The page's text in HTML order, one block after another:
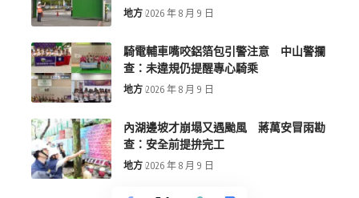
地方 2026 年 8 月 9 日
騎電輔車嘴咬鋁箔包引警注意 中山警攔
查：未違規仍提醒專心騎乘
地方 2026 年 8 月 9 日
內湖邊坡才崩塌又遇颱風 蔣萬安冒雨勘
查：安全前提拚完工
地方 2026 年 8 月 9 日